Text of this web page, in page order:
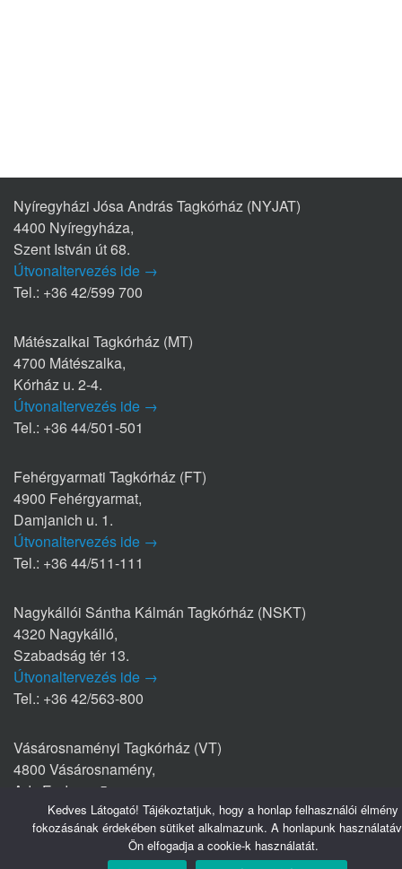
Nyíregyházi Jósa András Tagkórház (NYJAT)
4400 Nyíregyháza,
Szent István út 68.
Útvonaltervezés ide →
Tel.: +36 42/599 700
Mátészalkai Tagkórház (MT)
4700 Mátészalka,
Kórház u. 2-4.
Útvonaltervezés ide →
Tel.: +36 44/501-501
Fehérgyarmati Tagkórház (FT)
4900 Fehérgyarmat,
Damjanich u. 1.
Útvonaltervezés ide →
Tel.: +36 44/511-111
Nagykállói Sántha Kálmán Tagkórház (NSKT)
4320 Nagykálló,
Szabadság tér 13.
Útvonaltervezés ide →
Tel.: +36 42/563-800
Vásárosnaményi Tagkórház (VT)
4800 Vásárosnamény,
Ady Endre u. 5.
Útvonaltervezés ide →
Tel.: +36 45/570-770
Kedves Látogató! Tájékoztatjuk, hogy a honlap felhasználói élmény
fokozásának érdekében sütiket alkalmazunk. A honlapunk
Ön elfogadja a cookie-k használatát.